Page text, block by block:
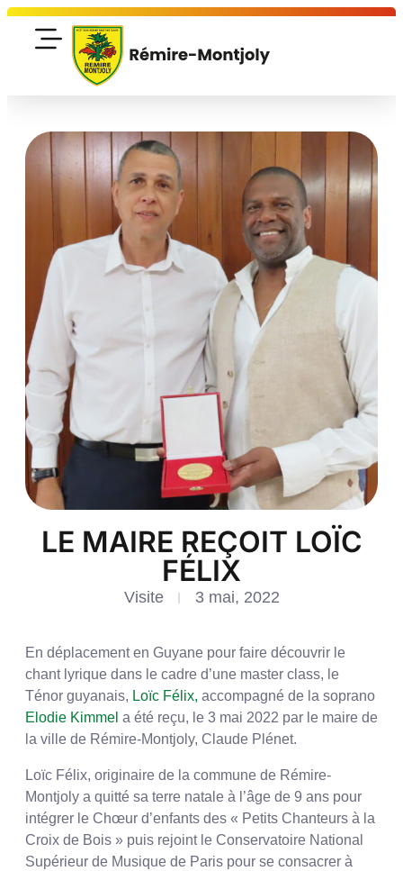
LE MAIRE REÇOIT LOÏC
FÉLIX
Visite 3 mai, 2022
En déplacement en Guyane pour faire découvrir le
chant lyrique dans le cadre d’une master class, le
Ténor guyanais, Loïc Félix, accompagné de la soprano
Elodie Kimmel a été reçu, le 3 mai 2022 par le maire de
la ville de Rémire-Montjoly, Claude Plénet.
Loïc Félix, originaire de la commune de Rémire-
Montjoly a quitté sa terre natale à l’âge de 9 ans pour
intégrer le Chœur d’enfants des « Petits Chanteurs à la
Croix de Bois » puis rejoint le Conservatoire National
Supérieur de Musique de Paris pour se consacrer à